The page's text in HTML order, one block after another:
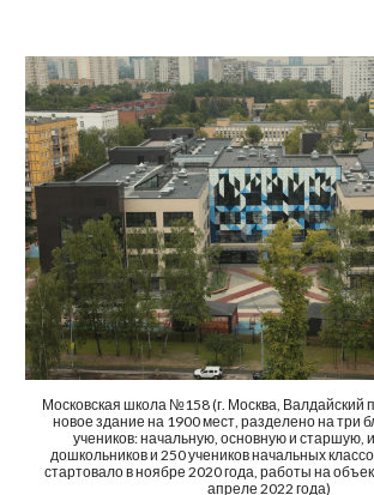
Московская школа №158 (г. Москва, Валдайский
новое здание на 1900 мест, разделено на три
учеников: начальную, основную и старшую,
дошкольников и 250 учеников начальных
стартовало в ноябре 2020 года, работы на
апреле 2022 года)